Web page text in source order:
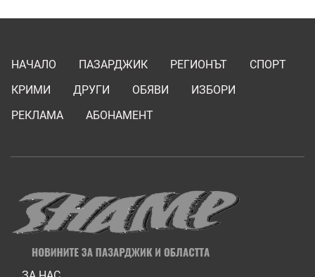
НАЧАЛО ПАЗАРДЖИК РЕГИОНЪТ
СПОРТ
КРИМИ
ДРУГИ ОБЯВИ
ИЗБОРИ
РЕКЛАМА
АБОНАМЕНТ